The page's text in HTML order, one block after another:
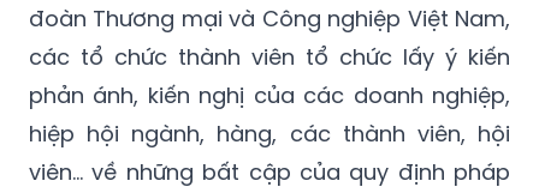
đoàn Thương mại và Công nghiệp Việt Nam,
các tổ chức thành viên tổ chức lấy ý kiến
phản ánh, kiến nghị của các doanh nghiệp,
hiệp hội ngành, hàng, các thành viên, hội
viên... về những bất cập của quy định pháp